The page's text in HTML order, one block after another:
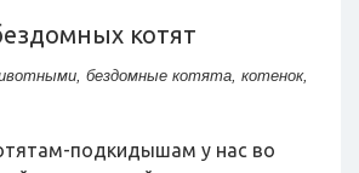
котят
, бездомные котята, котенок,
подкидышам у нас во